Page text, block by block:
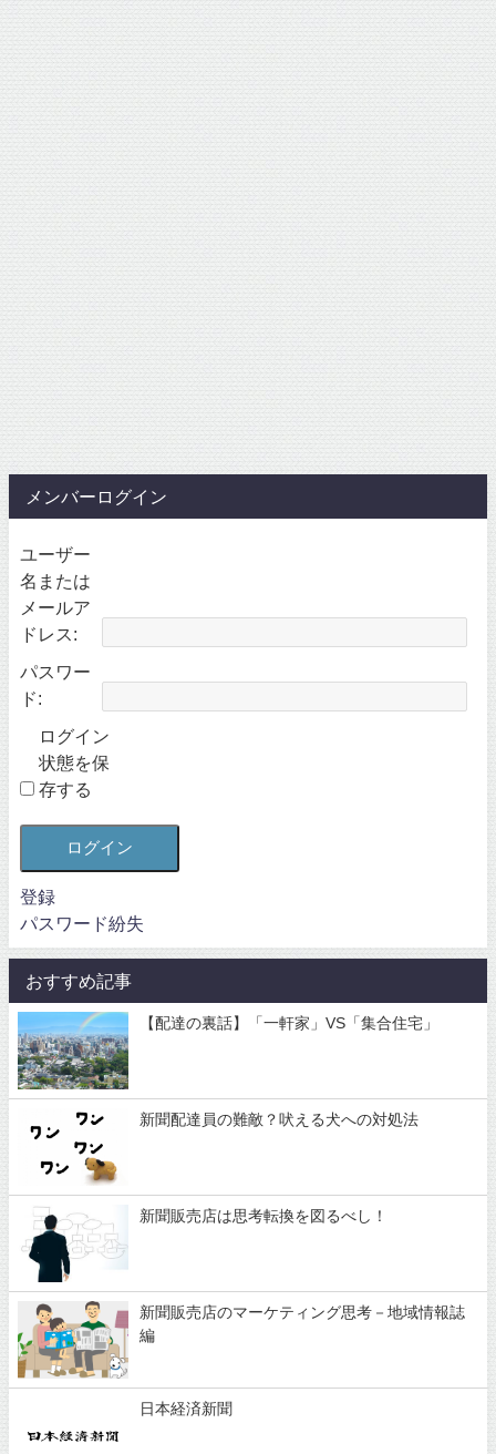
メンバーログイン
ユーザー
名または
メールア
ドレス:
パスワー
ド:
ログイン
状態を保
存する
ログイン
登録
パスワード紛失
おすすめ記事
【配達の裏話】「一軒家」VS「集合住宅」
新聞配達員の難敵？吠える犬への対処法
新聞販売店は思考転換を図るべし！
新聞販売店のマーケティング思考－地域情報誌
編
日本経済新聞